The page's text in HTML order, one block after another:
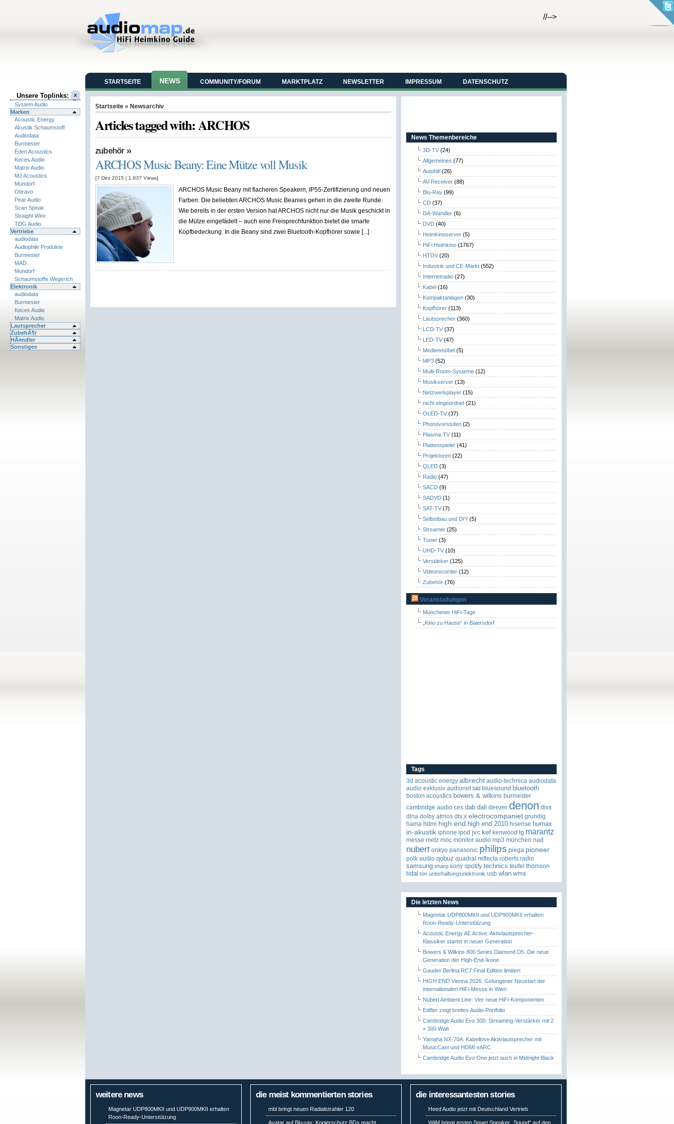
//-->
Unsere Toplinks:
System Audio
Marken
Acoustic Energy
Akustik Schaumstoff
Audiodata
Burmester
Eden Acoustics
Keces Audio
Matrix Audio
MJ Acoustics
Mundorf
Obravo
Pear Audio
Scan Speak
Straight Wire
TDG Audio
Vertriebe
audiodata
Audiophile Produkte
Burmester
MAD
Mundorf
Schaumstoffe Wegerich
Elektronik
audiodata
Burmester
Keces Audio
Matrix Audio
Lautsprecher
ZubehÃ¶r
HÃ¤ndler
Sonstiges
STARTSEITE NEWS COMMUNITY/FORUM MARKTPLATZ NEWSLETTER IMPRESSUM DATENSCHUTZ
Startseite » Newsarchiv
Articles tagged with: ARCHOS
zubehör»
ARCHOS Music Beany: Eine Mütze voll Musik
[7 Dez 2015 | 1,837 Views]
ARCHOS Music Beany mit flacheren Speakern, IP55-Zertifizierung und neuen
Farben: Die beliebten ARCHOS Music Beanies gehen in die zweite Runde.
Wie bereits in der ersten Version hat ARCHOS nicht nur die Musik geschickt in
die Mütze eingefädelt – auch eine Freisprechfunktion bietet die smarte
Kopfbedeckung. In die Beany sind zwei Bluetooth-Kopfhörer sowie [...]
News Themenbereiche
3D-TV (24)
Allgemeines (77)
Autohifi (26)
AV-Receiver (88)
Blu-Ray (99)
CD (37)
DA-Wandler (6)
DVD (40)
Heimkinoserver (5)
HiFi Heimkino (1767)
HTDV (20)
Industrie und CE-Markt (552)
Internetradio (27)
Kabel (16)
Kompaktanlagen (30)
Kopfhörer (113)
Lautsprecher (360)
LCD-TV (37)
LED-TV (47)
Medienmöbel (5)
MP3 (52)
Multi-Room-Systeme (12)
Musikserver (13)
Netzwerkplayer (15)
nicht eingeordnet (21)
OLED-TV (37)
Phonovorstufen (2)
Plasma-TV (11)
Plattenspieler (41)
Projektoren (22)
QLED (3)
Radio (47)
SACD (9)
SADVD (1)
SAT-TV (7)
Selbstbau und DIY (5)
Streamer (25)
Tuner (3)
UHD-TV (10)
Verstärker (125)
Videorecorder (12)
Zubehör (76)
Veranstaltungen
Münchener HiFi-Tage
„Kino zu Hause“ in Baiersdorf
Tags
3d acoustic energy albrecht audio-technica audiodata
audio exklusiv audionet bild bluesound bluetooth
boston acoustics bowers & wilkins burmester
cambridge audio ces dab dali deezer denon divx
dlna dolby atmos dts:x electrocompaniet grundig
hama hdmi high end high end 2010 hisense humax
in-akustik iphone ipod jvc kef kenwood lg marantz
messe metz moc monitor audio mp3 münchen nad
nubert onkyo panasonic philips piega pioneer
polk audio qobuz quadral reflecta roberts radio
samsung sharp sony spotify technics teufel thomson
tidal ton unterhaltungselektronik usb wlan wma
Die letzten News
Magnetar UDP800MKII und UDP900MKII erhalten
Roon-Ready-Unterstützung
Acoustic Energy AE Active: Aktivlautsprecher-
Klassiker startet in neuer Generation
Bowers & Wilkins 800 Series Diamond D5: Die neue
Generation der High-End-Ikone
Gauder Berlina RC7 Final Edition limitiert
HIGH END Vienna 2026: Gelungener Neustart der
internationalen HiFi-Messe in Wien
Nubert Ambient Line: Vier neue HiFi-Komponenten
Edifier zeigt breites Audio-Portfolio
Cambridge Audio Evo 300: Streaming-Verstärker mit 2
× 300 Watt
Yamaha NX-70A: Kabellose Aktivlautsprecher mit
MusicCast und HDMI eARC
Cambridge Audio Evo One jetzt auch in Midnight Black
weitere news
Magnetar UDP800MKII und UDP900MKII erhalten
Roon-Ready-Unterstützung
die meist kommentierten stories
mbl bringt neuen Radialstrahler 120
Avatar auf Blu-ray: Kopierschutz BD+ macht
die interessantesten stories
Heed Audio jetzt mit Deutschland Vertrieb
WiiM bringt ersten Smart Speaker „Sound“ auf den